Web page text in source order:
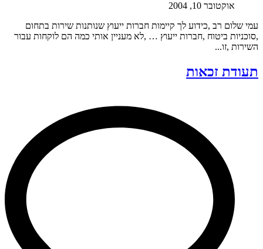
אוקטובר 10, 2004
עמי שלום רב ,כידוע לך קיימות חברות ייעוץ שנותנות שירות בתחום
,סוכניות ביטוח ,חברות ייעוץ … ,לא מעניין אותי כמה הם לוקחות עבור
השירות ,זו...
תעודת זכאות